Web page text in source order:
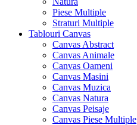
Piese Multiple
Straturi Multiple
Tablouri Canvas
Canvas Abstract
Canvas Animale
Canvas Oameni
Canvas Masini
Canvas Muzica
Canvas Natura
Canvas Peisaje
Canvas Piese Multiple